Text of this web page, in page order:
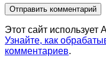
Этот сайт
Узнайте, как
комментариев.